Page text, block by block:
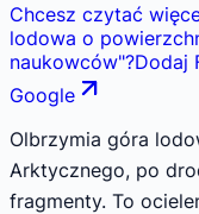
Chcesz czytać
lodowa o
naukowców"?Dodaj
Google
Olbrzymia góra
Arktycznego, po
fragmenty. To